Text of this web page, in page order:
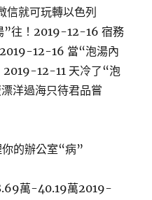
就可玩轉以色列
”往！2019-12-16 宿務
12-16 當“泡湯內
2019-12-11 天冷了“泡
洋過海只待君品嘗
的辦公室“病”
萬-40.19萬2019-